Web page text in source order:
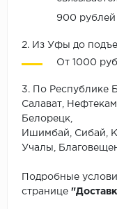
900 рублей
2. Из Уфы до
От 1000
3. По Республике
Салават,
Белорецк,
Ишимбай, Сибай,
Учалы,
Подробные
странице